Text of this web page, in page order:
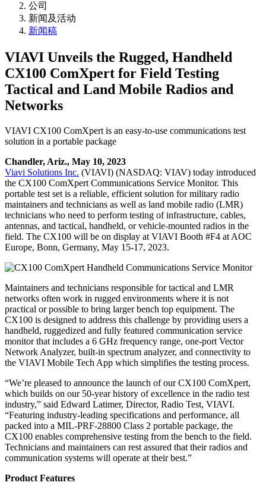
公司
新闻及活动
新闻稿
VIAVI Unveils the Rugged, Handheld
CX100 ComXpert for Field Testing
Tactical and Land Mobile Radios and
Networks
VIAVI CX100 ComXpert is an easy-to-use communications test
solution in a portable package
Chandler, Ariz., May 10, 2023
Viavi Solutions Inc. (VIAVI) (NASDAQ: VIAV) today introduced
the CX100 ComXpert Communications Service Monitor. This
portable test set is a reliable, efficient solution for military radio
maintainers and technicians as well as land mobile radio (LMR)
technicians who need to perform testing of infrastructure, cables,
antennas, and tactical, handheld, or vehicle-mounted radios in the
field. The CX100 will be on display at VIAVI Booth #F4 at AOC
Europe, Bonn, Germany, May 15-17, 2023.
Maintainers and technicians responsible for tactical and LMR
networks often work in rugged environments where it is not
practical or possible to bring larger bench top equipment. The
CX100 is designed to address this challenge by providing users a
handheld, ruggedized and fully featured communication service
monitor that includes a 6 GHz frequency range, one-port Vector
Network Analyzer, built-in spectrum analyzer, and connectivity to
the VIAVI Mobile Tech App which simplifies the testing process.
“We’re pleased to announce the launch of our CX100 ComXpert,
which builds on our 50-year history of excellence in the radio test
industry,” said Edward Latimer, Director, Radio Test, VIAVI.
“Featuring industry-leading specifications and performance, all
packed into a MIL-PRF-28800 Class 2 portable package, the
CX100 enables comprehensive testing from the bench to the field.
Technicians and maintainers can rest assured that their radios and
communication systems will operate at their best.”
Product Features